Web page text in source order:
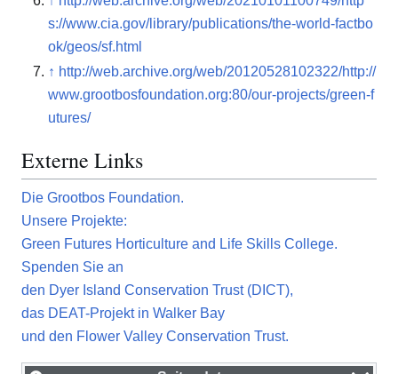
s://www.cia.gov/library/publications/the-world-factbo
ok/geos/sf.html
↑ http://web.archive.org/web/20120528102322/http://
www.grootbosfoundation.org:80/our-projects/green-f
utures/
Externe Links
Die Grootbos Foundation.
Unsere Projekte:
Green Futures Horticulture and Life Skills College.
Spenden Sie an
den Dyer Island Conservation Trust (DICT),
das DEAT-Projekt in Walker Bay
und den Flower Valley Conservation Trust.